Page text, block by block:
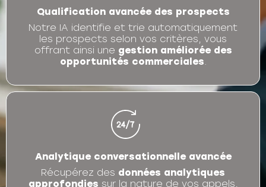
Qualification avancée des prospects
Notre IA identifie et trie automatiquement
les prospects selon vos critères, vous
offrant ainsi une gestion améliorée des
opportunités commerciales.
Analytique conversationnelle avancée
Récupérez des données analytiques
approfondies sur la nature de vos appels,